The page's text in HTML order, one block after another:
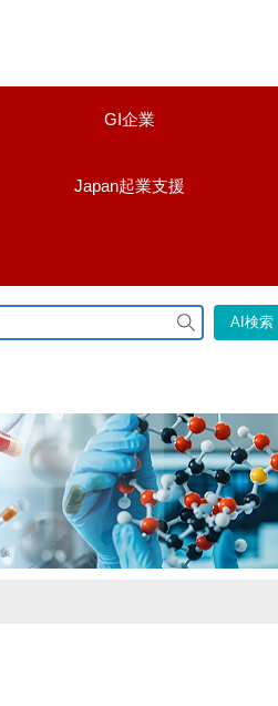
GI企業
Japan起業支援
検
索
AI検索